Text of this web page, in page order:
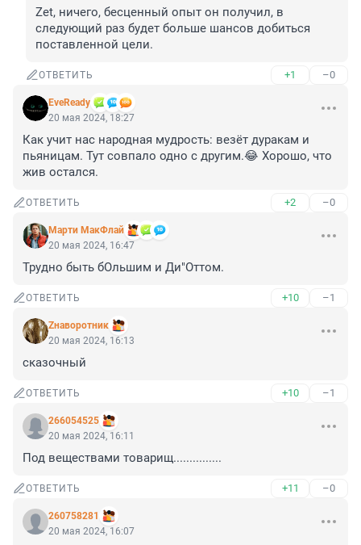
Zet, ничего, бесценный опыт он получил, в
следующий раз будет больше шансов добиться
поставленной цели.
ОТВЕТИТЬ +1 –0
EveReady
20 мая 2024, 18:27
Как учит нас народная мудрость: везёт дуракам и
пьяницам. Тут совпало одно с другим.😂 Хорошо, что
жив остался.
ОТВЕТИТЬ +2 –0
Марти МакФлай
20 мая 2024, 16:47
Трудно быть бОльшим и Ди"Оттом.
ОТВЕТИТЬ +10 –1
Zнаворотник
20 мая 2024, 16:13
сказочный
ОТВЕТИТЬ +10 –1
266054525
20 мая 2024, 16:11
Под веществами товарищ...............
ОТВЕТИТЬ +11 –0
260758281
20 мая 2024, 16:07